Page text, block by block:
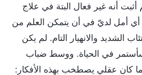
أنه غير فعال البتة في علاج
أمل لديّ في أن يتمكن العلم من
الشديد والانهيار التام. لم يكن
في الحياة. ووسط ضباب
ما كان عقلي يصطخب بهذه الأفكار: